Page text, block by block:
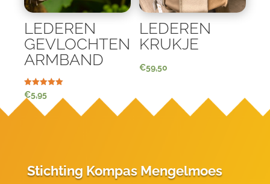
LEDEREN
GEVLOCHTEN
ARMBAND
Waardering
5.00
uit 5
€5,95
LEDEREN
KRUKJE
€59,50
Stichting Kompas Mengelmoes